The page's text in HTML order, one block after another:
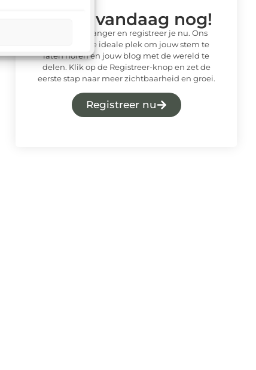
Begin vandaag nog!
Wacht niet langer en registreer je nu. Ons
platform is de ideale plek om jouw stem te
laten horen en jouw blog met de wereld te
delen. Klik op de Registreer-knop en zet de
eerste stap naar meer zichtbaarheid en groei.
Registreer nu